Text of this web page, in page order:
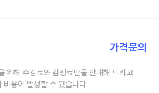
가격문의
위해 수강료와 검정료만을 안내해 드리고
용이 발생할 수 있습니다.